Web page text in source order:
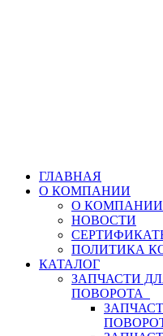
ГЛАВНАЯ
О КОМПАНИИ
О КОМПАНИИ
НОВОСТИ
ПОЛИТИКА
КАТАЛОГ
ЗАПЧАСТИ
ПОВОРОТА